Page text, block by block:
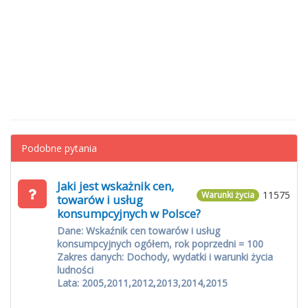
Podobne pytania
11575
Warunki życia
Jaki jest wskażnik cen,
towarów i usług
konsumpcyjnych w Polsce?
Dane: Wskaźnik cen towarów i usług
konsumpcyjnych ogółem, rok poprzedni = 100
Zakres danych: Dochody, wydatki i warunki życia
ludności
Lata: 2005,2011,2012,2013,2014,2015